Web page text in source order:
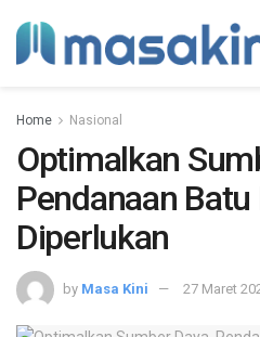
Home Nasional
Optimalkan
Pendanaan
Diperlukan
by Masa Kini 27 Maret